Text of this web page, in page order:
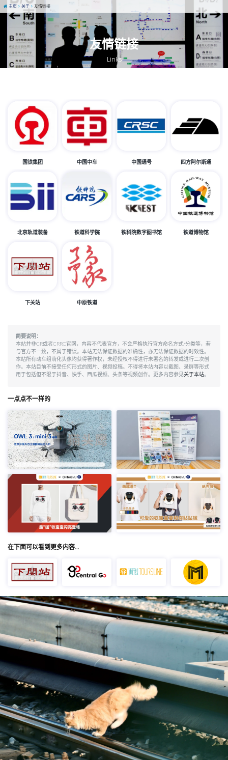
友情链接
Links
主页 关于 友情链接
国铁集团 中国中车 中国通号 四方阿尔斯通
北京轨道装备 铁道科学院 铁科院数字图书馆 铁道博物馆
下关站 中原铁道
简要说明：
本站并非CR或者CRRC官网，内容不代表官方，不会严格执行官方命名方式/分类等，若
与官方不一致，不属于错误。本站无法保证数据的准确性，亦无法保证数据的时效性。
本站所有动车组萌化头像均获得著作权，未经授权不得进行未署名的转发或进行二次创
作。本站目前不接受任何形式的图片、视频投稿。不得将本站内容以截图、录屏等形式
用于包括但不限于抖音、快手、西瓜视频、头条等视频创作。更多内容参见关于本站。
一点点不一样的
在下面可以看到更多内容…